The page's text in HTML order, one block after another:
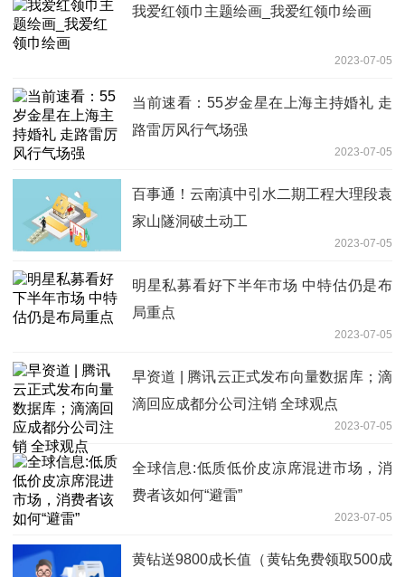
我爱红领巾主题绘画_我爱红领巾绘画
2023-07-05
当前速看：55岁金星在上海主持婚礼 走
路雷厉风行气场强
2023-07-05
百事通！云南滇中引水二期工程大理段袁
家山隧洞破土动工
2023-07-05
明星私募看好下半年市场 中特估仍是布
局重点
2023-07-05
早资道 | 腾讯云正式发布向量数据库；滴
滴回应成都分公司注销 全球观点
2023-07-05
全球信息:低质低价皮凉席混进市场，消
费者该如何“避雷”
2023-07-05
黄钻送9800成长值（黄钻免费领取500成